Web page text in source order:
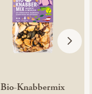
Bio-Knabbermix